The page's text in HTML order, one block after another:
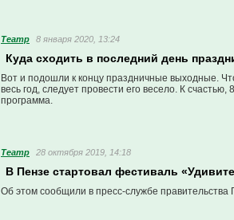
Театр 8 января 2020, 13:24
Куда сходить в последний день
Вот и подошли к концу праздничные выходные.
весь год, следует провести его весело. К
программа.
Театр 28 октября 2019, 14:18
В Пензе стартовал фестиваль
Об этом сообщили в пресс-службе правительства